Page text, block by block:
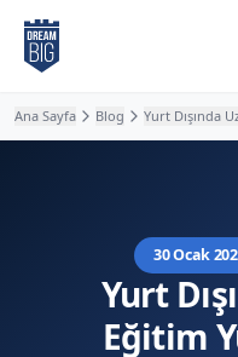
Ana içeriğe atla
Ana Sayfa Blog Yurt Dışında
30 Ocak
Yurt
Eğitim